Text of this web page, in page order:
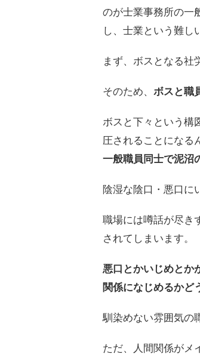
のが士業事務所の一
し、士業という難し
まず、ボスとなる社
そのため、 ボスと職
ボスと下々という構
圧されることになる
一般職員同士で泥沼
陰湿な陰口・悪口に
職場には噂話が尽き
されてしまいます。
悪口とかいじめとか
関係になじめるかど
馴染めない雰囲気の
ただ、人間関係がメ